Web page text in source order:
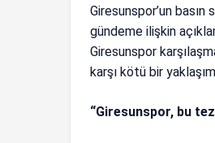
Giresunspor’un
gündeme ilişkin
Giresunspor
karşı kötü bir
“Giresunspor, bu